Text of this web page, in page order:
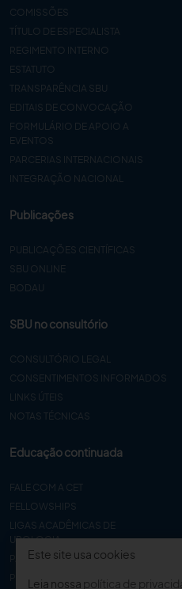
COMISSÕES
TÍTULO DE ESPECIALISTA
REGIMENTO INTERNO
ESTATUTO
TRANSPARÊNCIA SBU
EDITAIS DE CONVOCAÇÃO
FORMULÁRIO DE APOIO A
EVENTOS
PARCERIAS INTERNACIONAIS
INTEGRAÇÃO NACIONAL
Publicações
PUBLICAÇÕES CIENTÍFICAS
SBU ONLINE
BODAU
SBU no consultório
CONSULTÓRIO LEGAL
CONSENTIMENTOS INFORMADOS
LINKS ÚTEIS
NOTAS TÉCNICAS
Educação continuada
FALE COM A CET
FELLOWSHIPS
LIGAS ACADÊMICAS DE
UROLOGIA
PAPER
PROCET
Este site usa cookies
Leia nossa política de